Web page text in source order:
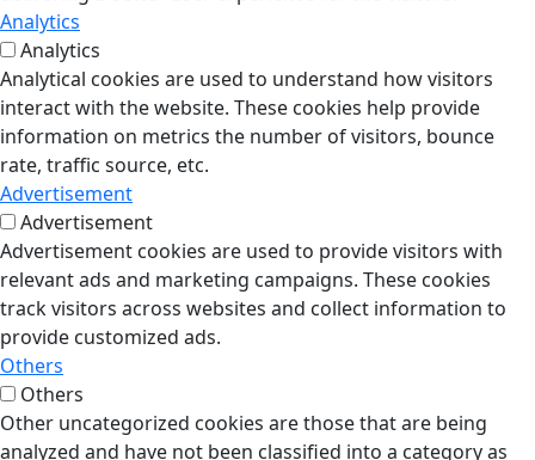
Analytics
Analytics
Analytical cookies are used to understand how visitors
interact with the website. These cookies help provide
information on metrics the number of visitors, bounce
rate, traffic source, etc.
Advertisement
Advertisement
Advertisement cookies are used to provide visitors with
relevant ads and marketing campaigns. These cookies
track visitors across websites and collect information to
provide customized ads.
Others
Others
Other uncategorized cookies are those that are being
analyzed and have not been classified into a category as